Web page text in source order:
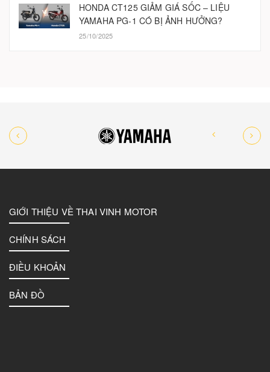
HONDA CT125 GIẢM GIÁ SỐC – LIỆU
YAMAHA PG-1 CÓ BỊ ẢNH HƯỞNG?
25/10/2025
GIỚI THIỆU VỀ THAI VINH MOTOR
CHÍNH SÁCH
ĐIỀU KHOẢN
BẢN ĐỒ